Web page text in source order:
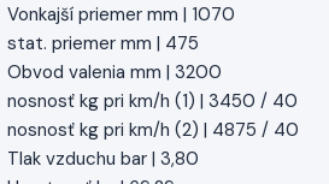
Vonkajší priemer mm | 1070
stat. priemer mm | 475
Obvod valenia mm | 3200
nosnosť kg pri km/h (1) | 3450 / 40
nosnosť kg pri km/h (2) | 4875 / 40
Tlak vzduchu bar | 3,80